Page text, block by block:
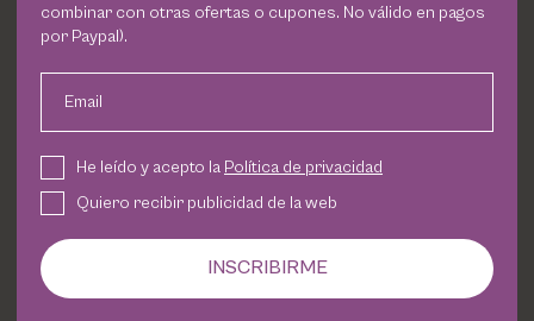
Aplicar una pequeña cantidad de producto
sobre el rostro limpio y seco.
maquillaje hasta conseguir una cobertura
combinar con otras ofertas o cupones. No válido en pagos
por Paypal).
Email
He leído y acepto la Política de privacidad
Quiero recibir publicidad de la web
INSCRIBIRME